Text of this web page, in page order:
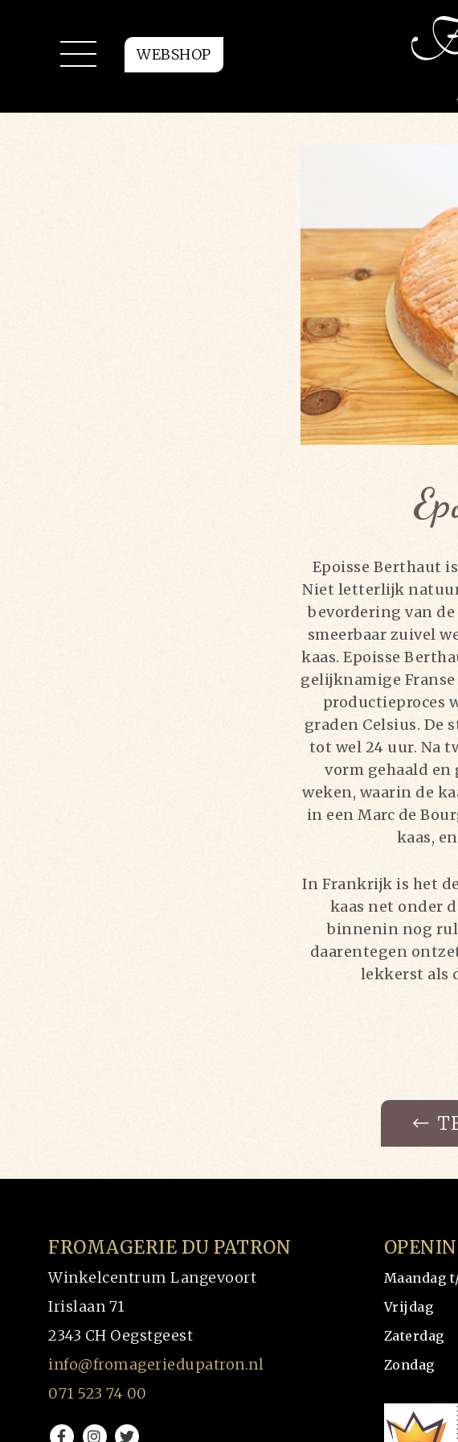
WEBSHOP
Epoisse Berthaut
Niet letterlijk
bevordering van
smeerbaar zuivel
kaas. Epoisse
gelijknamige
productieproces
graden Celsius. De
tot wel 24 uur. Na
vorm gehaald en
weken, waarin de
in een Marc de
kaas,
In Frankrijk is het
kaas net onder
binnenin nog
daarentegen
lekkerst als
FROMAGERIE DU PATRON
Winkelcentrum Langevoort
Irislaan 71
2343 CH Oegstgeest
info@fromageriedupatron.nl
071 523 74 00
Maandag
Vrijdag
Zaterdag
Zondag